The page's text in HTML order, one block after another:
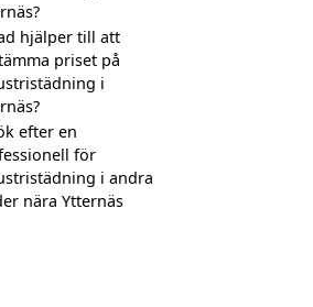
hjälper till att
priset på
i
efter en
för
i andra
nära Ytternäs